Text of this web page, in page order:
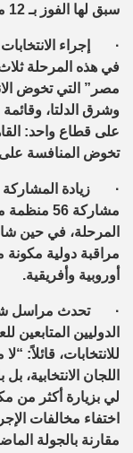
سبق لها الفوز بـ 12 مقعداً في مجلس الشيوخ.
·
إجراء
في هذه المرحلة
مصر” التي تخوض
وشرق الدلتا،
على قطاع واحد:
تخوض المنافسة
· زيادة المشاركة
المرحلة، في حين
أوروبية وأفريقية.
·تحدث مراسل
الدوليين المتابعين
للانتخابات، قائلاً:
اللجان
لي بزيارة أكثر من
اختفاء مخالفات
مقارنة بالجولة